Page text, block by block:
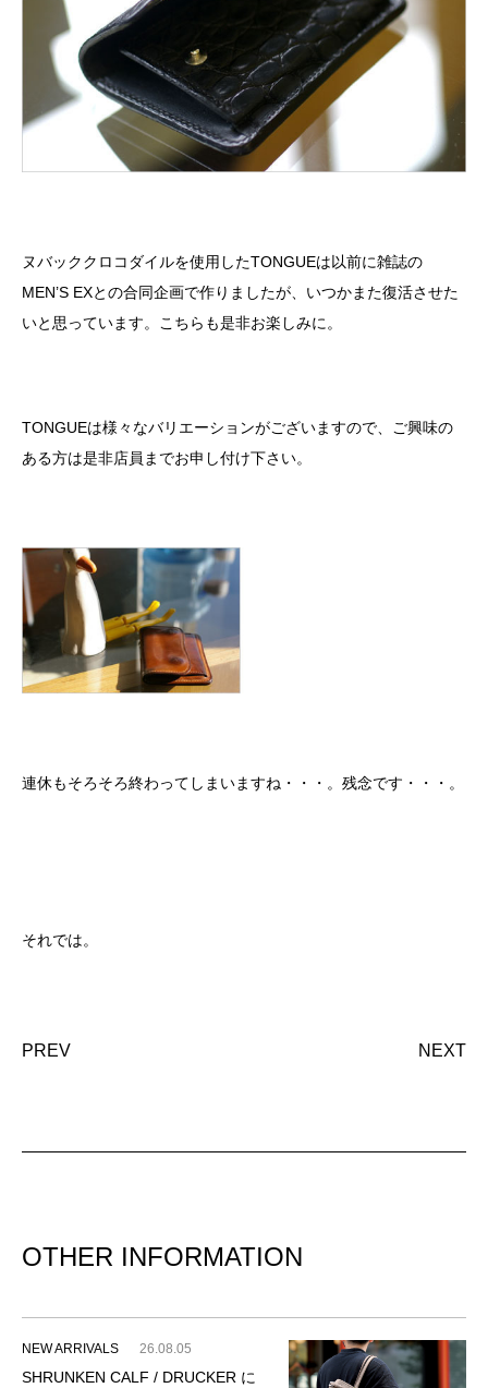
ヌバッククロコダイルを使用したTONGUEは以前に雑誌の
MEN’S EXとの合同企画で作りましたが、いつかまた復活させた
いと思っています。こちらも是非お楽しみに。
TONGUEは様々なバリエーションがございますので、ご興味の
ある方は是非店員までお申し付け下さい。
連休もそろそろ終わってしまいますね・・・。残念です・・・。
それでは。
PREV NEXT
OTHER INFORMATION
NEW ARRIVALS 26.08.05
SHRUNKEN CALF / DRUCKER に